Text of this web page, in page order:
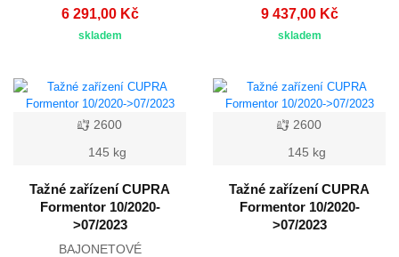
6 291,00 Kč
skladem
9 437,00 Kč
skladem
2600
145 kg
Tažné zařízení CUPRA
Formentor 10/2020-
>07/2023
BAJONETOVÉ
2600
145 kg
Tažné zařízení CUPRA
Formentor 10/2020-
>07/2023